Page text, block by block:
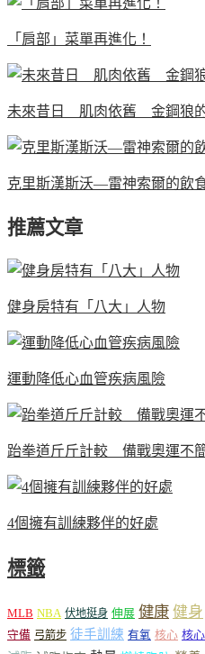
「肩部」菜單再進化！
未來昔日 肌肉依舊 金鋼狼的
克里斯漢斯沃—雷神索爾的飲
推薦文章
健身房特有「八大」人物
運動降低心血管疾病風險
跆拳道斤斤計較 備戰奧運不
4個擁有訓練夥伴的好處
標籤
MLB NBA 伏地挺身 伸展 健康 健身
守備 弓箭步 徒手訓練 有氧 核心 核